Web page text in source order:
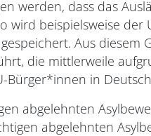
werden, dass das
wird beispielsweise der
Aus diesem
die mittlerweile
Bürger*innen in
abgelehnten
abgelehnten